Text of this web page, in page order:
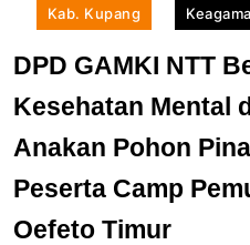
Kab. Kupang
DPD GAMKI NTT
Kesehatan Mental
Anakan Pohon
Peserta Camp
Oefeto Timur